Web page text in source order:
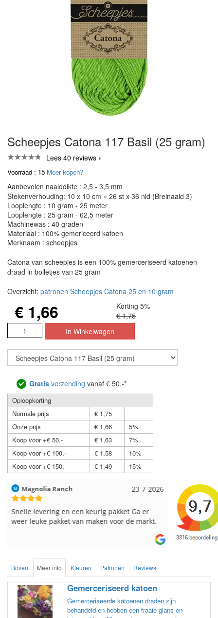
Scheepjes Catona 117 Basil (25 gram)
Lees 40 reviews
Voorraad : 15 Meer kopen?
Aanbevolen naalddikte : 2,5 - 3,5 mm
Stekenverhouding: 10 x 10 cm = 26 st x 36 nld (Breinaald 3)
Looplengte : 10 gram - 25 meter
Looplengte : 25 gram - 62,5 meter
Machinewas : 40 graden
Materiaal : 100% gemericeerd katoen
Merknaam : scheepjes
Catona van scheepjes is een 100% gemerceriseerd katoenen
draad in bolletjes van 25 gram
Overzicht: patronen Scheepjes Catona 25 en 10 gram
€ 1,66
Korting 5%
€ 1,75
Gratis verzending vanaf € 50,-*
Oploopkorting
Normale prijs
€ 1,75
Onze prijs
€ 1,66
5%
Koop voor +€ 50,-
€ 1,63
7%
Koop voor +€ 100,-
€ 1,58
10%
Koop voor +€ 150,-
€ 1,49 15%
17-7-2026
Hilde uit Loyers
Reeds meerdere keren breigaren en
breinaalden besteld, altijd heel tevreden over
Loes uit
Snelle
Boven Meer info Kleuren Patronen Reviews
Gemerceriseerd katoen
Gemerceriseerde katoenen draden zijn
behandeld en hebben een fraaie glans en